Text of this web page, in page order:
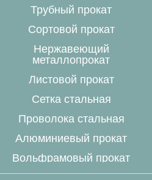
Трубный прокат
Сортовой прокат
Нержавеющий
металлопрокат
Листовой прокат
Сетка стальная
Проволока стальная
Алюминиевый прокат
Вольфрамовый прокат